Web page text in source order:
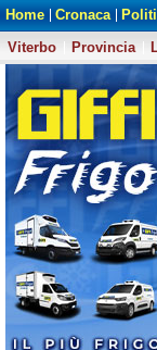
Home Cronaca
Viterbo
Provincia